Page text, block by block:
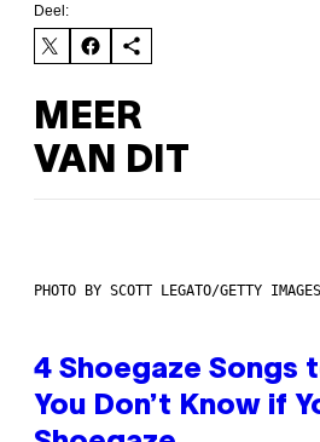
Deel:
MEER
VAN DIT
PHOTO BY SCOTT LEGATO/GETTY IMAGES
4 Shoegaze Songs
You Don’t Know if